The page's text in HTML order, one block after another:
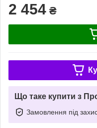
2 454 ₴
Що таке купити з
Замовлення під